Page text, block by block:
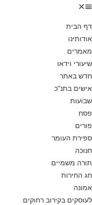
דף הבית
אודותינו
מאמרים
שיעורי וידאו
חדש באתר
אישים בתנ”כ
שבועות
פסח
פורים
ספירת העומר
חנוכה
תורה משמיים
חג החירות
אמונה
לעוסקים בקירוב רחוקים